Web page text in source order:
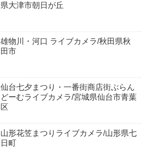
県大津市朝日が丘
雄物川・河口 ライブカメラ/秋田県秋
田市
仙台七夕まつり・一番街商店街ぶらん
どーむライブカメラ/宮城県仙台市青葉
区
山形花笠まつりライブカメラ/山形県七
日町